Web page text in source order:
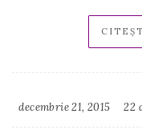
decembrie 21, 2015 22